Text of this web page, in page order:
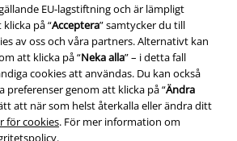
EU-lagstiftning och är lämpligt
på “Acceptera” samtycker du till
av oss och våra partners. Alternativt kan
att klicka på “Neka alla” – i detta fall
cookies att användas. Du kan också
preferenser genom att klicka på “Ändra
att när som helst återkalla eller ändra ditt
för cookies. För mer information om